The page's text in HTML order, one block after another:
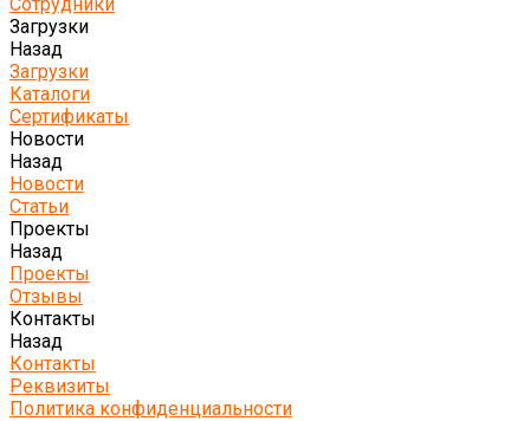
Загрузки
Назад
Загрузки
Каталоги
Сертификаты
Новости
Назад
Новости
Статьи
Проекты
Назад
Проекты
Отзывы
Контакты
Назад
Контакты
Реквизиты
Политика конфиденциальности